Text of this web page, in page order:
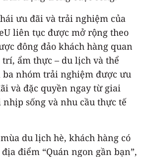
ưu đãi và trải nghiệm của
liên tục được mở rộng theo
đông đảo khách hàng quan
ẩm thực – du lịch và thể
ba nhóm trải nghiệm được ưu
và đặc quyền ngay từ giai
nhịp sống và nhu cầu thực tế
du lịch hè, khách hàng có
điểm “Quán ngon gần bạn”,